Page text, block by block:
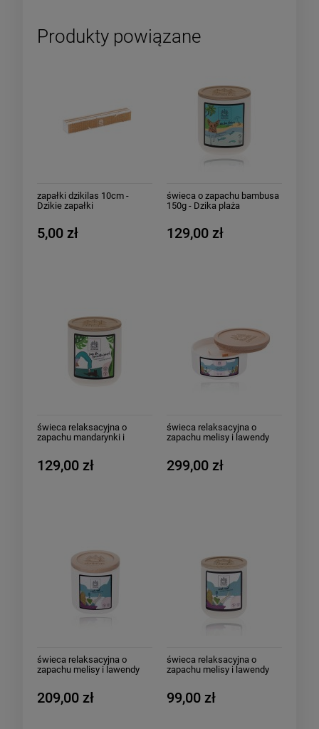
Produkty powiązane
zapałki dzikilas 10cm -
Dzikie zapałki
5,00 zł
świeca o zapachu bambusa
150g - Dzika plaża
129,00 zł
świeca relaksacyjna o
zapachu mandarynki i
dla początkujących
129,00 zł
świeca relaksacyjna o
zapachu melisy i lawendy
299,00 zł
świeca relaksacyjna o
zapachu melisy i lawendy
209,00 zł
świeca relaksacyjna o
zapachu melisy i lawendy
99,00 zł